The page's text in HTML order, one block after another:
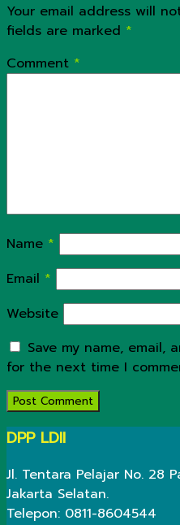
Your email address will
fields are marked *
Comment *
Name *
Email *
Website
Save my name, email,
for the next time I
DPP LDII
Jl. Tentara Pelajar No. 28
Jakarta Selatan.
Telepon: 0811-8604544